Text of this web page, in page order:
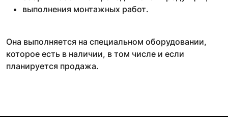
выполнения монтажных работ.
Она выполняется на специальном оборудовании,
которое есть в наличии, в том числе и если
планируется продажа.